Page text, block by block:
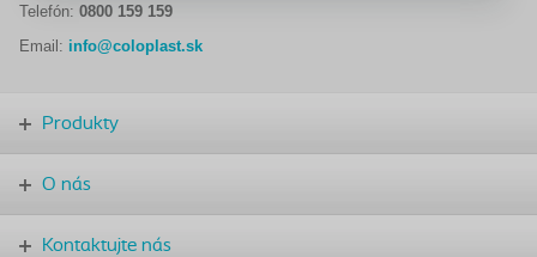
Telefón: 0800 159 159
Email: info@coloplast.sk
Produkty
O nás
Kontaktujte nás